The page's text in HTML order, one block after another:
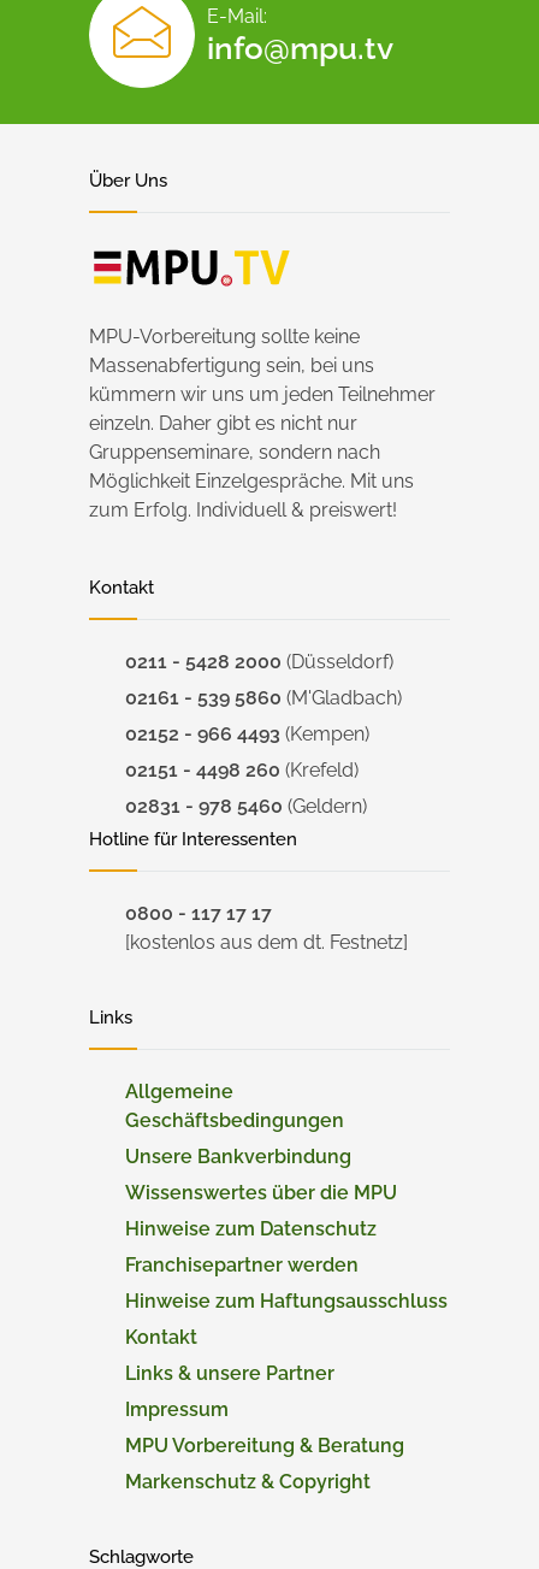
E-Mail:
info@mpu.tv
Über Uns
MPU-Vorbereitung sollte keine
Massenabfertigung sein, bei uns
kümmern wir uns um jeden Teilnehmer
einzeln. Daher gibt es nicht nur
Gruppenseminare, sondern nach
Möglichkeit Einzelgespräche. Mit uns
zum Erfolg. Individuell & preiswert!
Kontakt
0211 - 5428 2000 (Düsseldorf)
02161 - 539 5860 (M'Gladbach)
02152 - 966 4493 (Kempen)
02151 - 4498 260 (Krefeld)
02831 - 978 5460 (Geldern)
Hotline für Interessenten
0800 - 117 17 17
[kostenlos aus dem dt. Festnetz]
Links
Allgemeine
Geschäftsbedingungen
Unsere Bankverbindung
Wissenswertes über die MPU
Hinweise zum Datenschutz
Franchisepartner werden
Hinweise zum Haftungsausschluss
Kontakt
Links & unsere Partner
Impressum
MPU Vorbereitung & Beratung
Markenschutz & Copyright
Schlagworte